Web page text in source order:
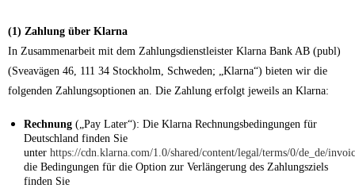
(1) Zahlung über Klarna
In Zusammenarbeit mit dem Zahlungsdienstleister Klarna Bank AB (publ)
(Sveavägen 46, 111 34 Stockholm, Schweden; „Klarna“) bieten wir die
folgenden Zahlungsoptionen an. Die Zahlung erfolgt jeweils an Klarna:
Rechnung („Pay Later“): Die Klarna Rechnungsbedingungen für
Deutschland finden Sie
unter https://cdn.klarna.com/1.0/shared/content/legal/terms/0/de_de/
die Bedingungen für die Option zur Verlängerung des Zahlungsziels
finden Sie